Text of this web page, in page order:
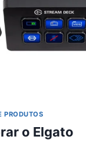
PRODUTOS
o Elgato